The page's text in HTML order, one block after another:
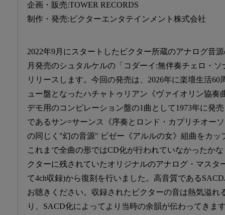
企画・販売:TOWER RECORDS
制作・発売:ビクターエンタテインメント株式会社
2022年9月にスタートしたビクター所蔵のアナログ音
月発売のシュタルケルの「コダーイ:無伴奏チェロ・
リリースします。今回の発売は、2026年に楽壇生活
ュー盤となったハチャトゥリアン《ヴァイオリン協奏
デモ用のコンピレーション盤の1曲として1973年に発
であるサン=サーンス《序奏とロンド・カプリチオー
の同じく"幻の音源" ビゼー《アルルの女》組曲をカッ
これまで全曲の形ではCD化が行われていなかったか
クターに残されていたオリジナルのアナログ・マスタ
て4ch収録)から復刻を行いました。高音質である
お聴きください。収録されたビクターの音は熱気溢れ
り、SACD化によってより当時の余韻が伝わってきま